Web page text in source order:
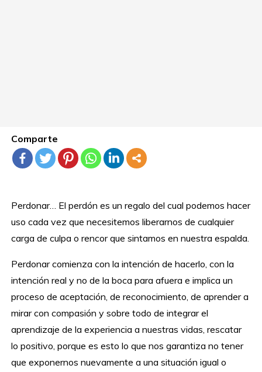
Comparte
Perdonar… El perdón es un regalo del cual podemos hacer
uso cada vez que necesitemos liberarnos de cualquier
carga de culpa o rencor que sintamos en nuestra espalda.
Perdonar comienza con la intención de hacerlo, con la
intención real y no de la boca para afuera e implica un
proceso de aceptación, de reconocimiento, de aprender a
mirar con compasión y sobre todo de integrar el
aprendizaje de la experiencia a nuestras vidas, rescatar
lo positivo, porque es esto lo que nos garantiza no tener
que exponernos nuevamente a una situación igual o